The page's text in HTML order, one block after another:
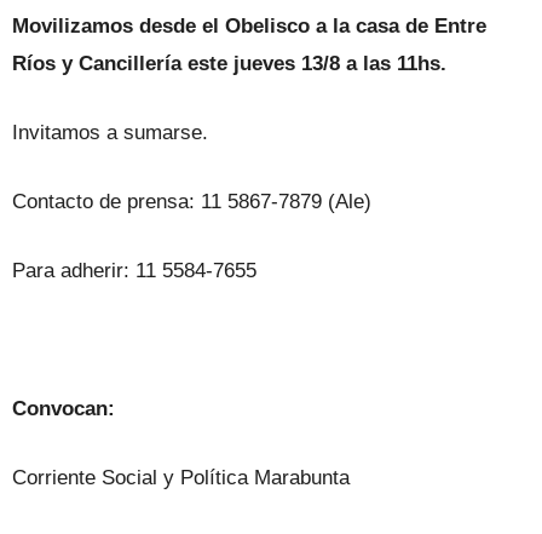
Movilizamos desde el Obelisco a la casa de Entre
Ríos y Cancillería este jueves 13/8 a las 11hs.
Invitamos a sumarse.
Contacto de prensa: 11 5867-7879 (Ale)
Para adherir: 11 5584-7655
Convocan:
Corriente Social y Política Marabunta